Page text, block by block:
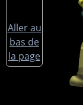
Aller au
bas de
la page